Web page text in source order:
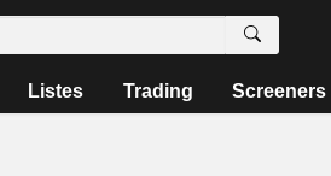
Listes Trading Screeners